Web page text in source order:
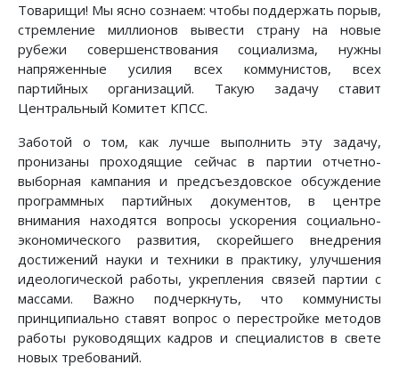
Товарищи! Мы ясно сознаем: чтобы поддержать порыв,
стремление миллионов вывести страну на новые
рубежи совершенствования социализма, нужны
напряженные усилия всех коммунистов, всех
партийных организаций. Такую задачу ставит
Центральный Комитет КПСС.
Заботой о том, как лучше выполнить эту задачу,
пронизаны проходящие сейчас в партии отчетно-
выборная кампания и предсъездовское обсуждение
программных партийных документов, в центре
внимания находятся вопросы ускорения социально-
экономического развития, скорейшего внедрения
достижений науки и техники в практику, улучшения
идеологической работы, укрепления связей партии с
массами. Важно подчеркнуть, что коммунисты
принципиально ставят вопрос о перестройке методов
работы руководящих кадров и специалистов в свете
новых требований.